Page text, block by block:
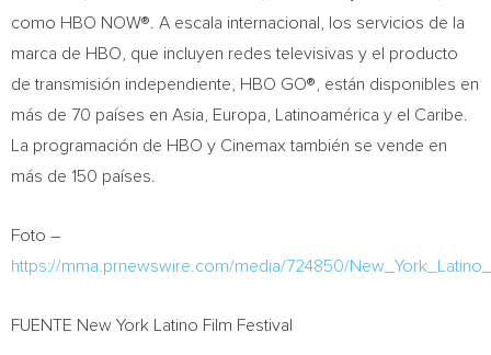
como HBO NOW®. A escala internacional, los servicios de la
marca de HBO, que incluyen redes televisivas y el producto
de transmisión independiente, HBO GO®, están disponibles en
más de 70 países en Asia , Europa, Latinoamérica y el Caribe.
La programación de HBO y Cinemax también se vende en
más de 150 países.
Foto –
https://mma.prnewswire.com/media/724850/
FUENTE New York Latino Film Festival